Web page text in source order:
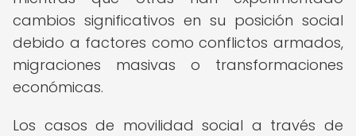
cambios significativos en su posición social
debido a factores como conflictos armados,
migraciones masivas o transformaciones
económicas.
Los casos de movilidad social a través de